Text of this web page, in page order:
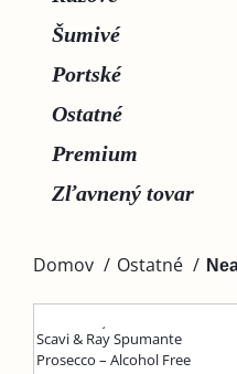
Šumivé
Portské
Ostatné
Premium
Zľavnený tovar
Domov Ostatné
VYPREDANÉ
Scavi & Ray Spumante
Prosecco – Alcohol Free